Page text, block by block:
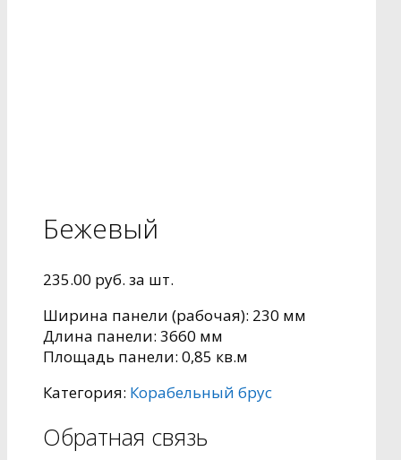
Бежевый
235.00 руб. за шт.
Ширина панели (рабочая): 230 мм
Длина панели: 3660 мм
Площадь панели: 0,85 кв.м
Категория: Корабельный брус
Обратная связь